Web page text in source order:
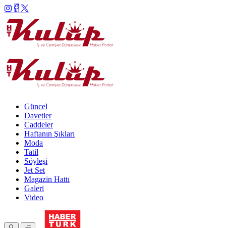
Güncel
Davetler
Caddeler
Haftanın Şıkları
Moda
Tatil
Söyleşi
Jet Set
Magazin Hattı
Galeri
Video